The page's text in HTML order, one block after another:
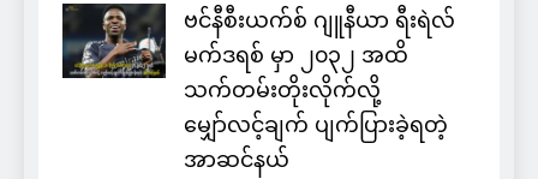
ဗင်နီစီးယက်စ် ဂျူနီယာ ရီးရဲလ်
မက်ဒရစ် မှာ ၂၀၃၂ အထိ
သက်တမ်းတိုးလိုက်လို့
မျှော်လင့်ချက် ပျက်ပြားခဲ့ရတဲ့
အာဆင်နယ်